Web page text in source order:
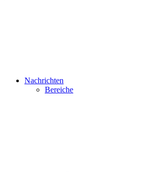
Nachrichten
Bereiche